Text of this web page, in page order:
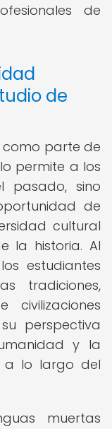
de
de
como parte de
permite a los
pasado, sino
de
cultural
la historia. Al
estudiantes
tradiciones,
civilizaciones
perspectiva
y la
a lo largo del
muertas